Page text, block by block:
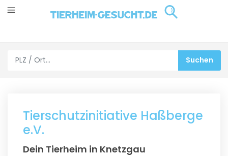
Tierschutzinitiative Haßberge
e.V.
Dein Tierheim in Knetzgau